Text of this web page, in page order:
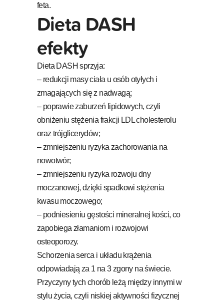
feta.
Dieta DASH
efekty
Dieta DASH sprzyja:
– redukcji masy ciała u osób otyłych i
zmagających się z nadwagą;
– poprawie zaburzeń lipidowych, czyli
obniżeniu stężenia frakcji LDL cholesterolu
oraz trójglicerydów;
– zmniejszeniu ryzyka zachorowania na
nowotwór;
– zmniejszeniu ryzyka rozwoju dny
moczanowej, dzięki spadkowi stężenia
kwasu moczowego;
– podniesieniu gęstości mineralnej kości, co
zapobiega złamaniom i rozwojowi
osteoporozy.
Schorzenia serca i układu krążenia
odpowiadają za 1 na 3 zgony na świecie.
Przyczyny tych chorób leżą między innymi w
stylu życia, czyli niskiej aktywności fizycznej